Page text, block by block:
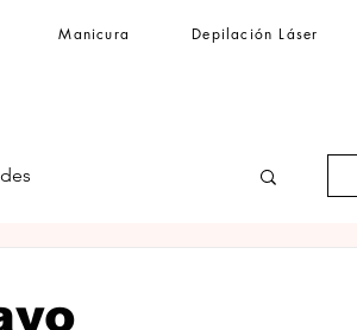
Manicura Depilación Láser